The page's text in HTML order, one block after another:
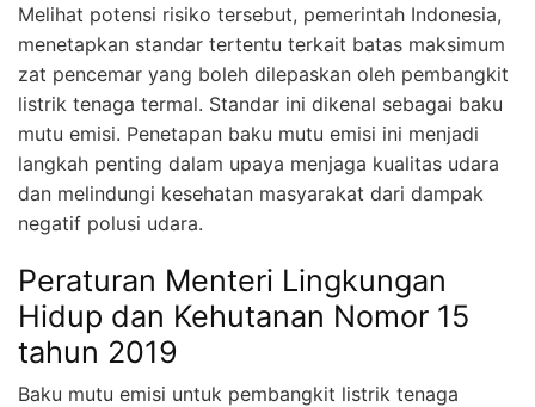
Melihat potensi risiko tersebut, pemerintah Indonesia,
menetapkan standar tertentu terkait batas maksimum
zat pencemar yang boleh dilepaskan oleh pembangkit
listrik tenaga termal. Standar ini dikenal sebagai baku
mutu emisi. Penetapan baku mutu emisi ini menjadi
langkah penting dalam upaya menjaga kualitas udara
dan melindungi kesehatan masyarakat dari dampak
negatif polusi udara.
Peraturan Menteri Lingkungan
Hidup dan Kehutanan Nomor 15
tahun 2019
Baku mutu emisi untuk pembangkit listrik tenaga